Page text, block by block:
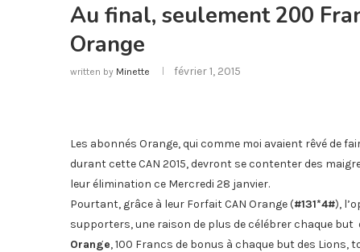
Au final, seulement 200
Orange
written by Minette février 1, 2015
Les abonnés Orange, qui comme moi avaient rêvé de
durant cette CAN 2015, devront se contenter des
leur élimination ce Mercredi 28 janvier.
Pourtant, grâce à leur Forfait CAN Orange (#131*4#),
supporters, une raison de plus de célébrer chaque
Orange, 100 Francs de bonus à chaque but des Lions,